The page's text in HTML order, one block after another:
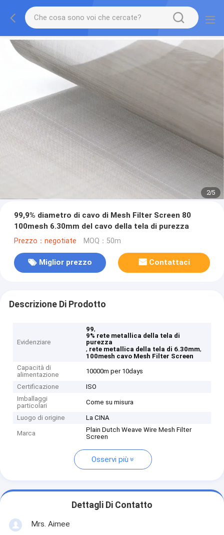
2/5
99,9% diametro di cavo di Mesh Filter Screen 80
100mesh 6.30mm del cavo della tela di purezza
Prezzo：negotiate MOQ：50m
Miglior prezzo Contattaci
Descrizione Di Prodotto
Evidenziare
99,
9% rete metallica della tela di
purezza
, rete metallica della tela di 6.30mm,
100mesh cavo Mesh Filter Screen
Capacità di
alimentazione
10000m per 10days
Certificazione
ISO
Imballaggi
particolari
Come su misura
Luogo di origine La CINA
Marca
Plain Dutch Weave Wire Mesh Filter
Screen
Osservi più
Dettagli Di Contatto
Mrs. Aimee